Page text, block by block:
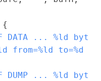
{
DATA ... %ld
from=%ld to=%d
DUMP ... %ld